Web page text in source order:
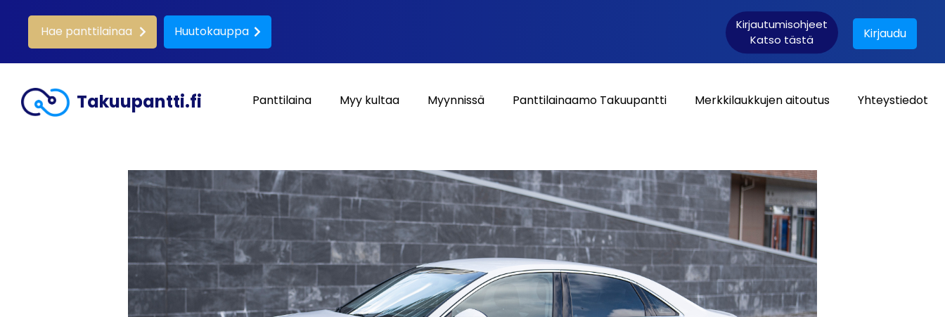
Hae panttilainaa Huutokauppa Kirjautumisohjeet
Katso tästä Kirjaudu
Takuupantti.fi Panttilaina Myy kultaa Myynnissä Panttilainaamo Takuupantti Merkkilaukkujen aitoutus Yhteystiedot